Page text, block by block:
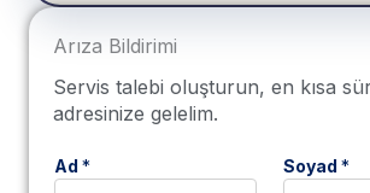
Bulat İklimlendirme
Arıza Bildirimi
Servis talebi oluşturun, en kısa
adresinize gelelim.
Ad * Soyad *